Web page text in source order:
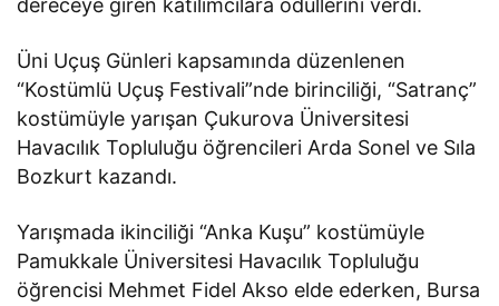
dereceye giren katılımcılara ödüllerini verdi.
Üni Uçuş Günleri kapsamında düzenlenen
“Kostümlü Uçuş Festivali”nde birinciliği, “Satranç”
kostümüyle yarışan Çukurova Üniversitesi
Havacılık Topluluğu öğrencileri Arda Sonel ve Sıla
Bozkurt kazandı.
Yarışmada ikinciliği “Anka Kuşu” kostümüyle
Pamukkale Üniversitesi Havacılık Topluluğu
öğrencisi Mehmet Fidel Akso elde ederken, Bursa